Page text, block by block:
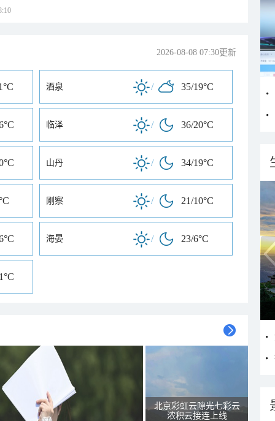
2026-08-08 07:30更新
酒泉 / 35/19°C
临泽 / 36/20°C
山丹 / 34/19°C
刚察 / 21/10°C
海晏 / 23/6°C
北京彩虹云隙光七彩云
浓积云接连上线